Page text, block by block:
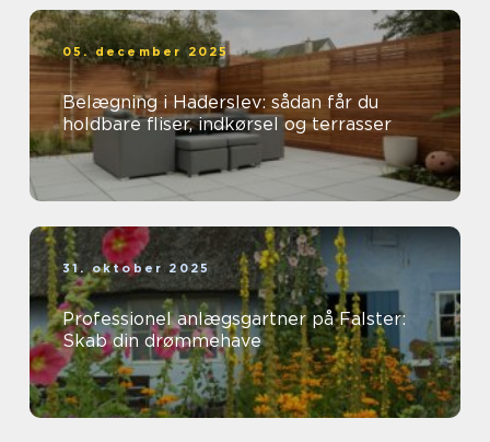
05. december 2025
Belægning i Haderslev: sådan får du
holdbare fliser, indkørsel og terrasser
31. oktober 2025
Professionel anlægsgartner på Falster:
Skab din drømmehave